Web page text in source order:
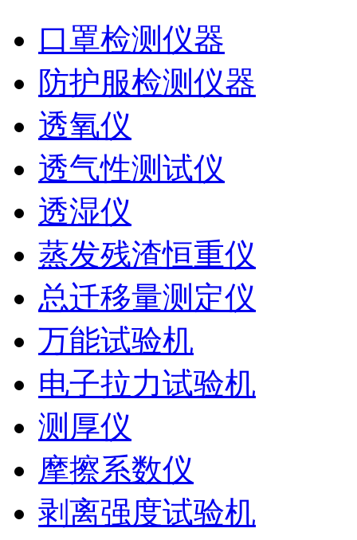
口罩检测仪器
防护服检测仪器
透氧仪
透气性测试仪
透湿仪
蒸发残渣恒重仪
总迁移量测定仪
万能试验机
电子拉力试验机
测厚仪
摩擦系数仪
剥离强度试验机